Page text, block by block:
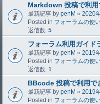
Markdown 投稿で利用
最新記事 by penM « 2020
Posted in フォーラムの使
返信数: 5
フォーラム利用ガイド
最新記事 by penM « 2019
Posted in フォーラムの使
返信数: 1
BBcode 投稿で利用で
最新記事 by penM « 2019
Posted in フォーラムの使